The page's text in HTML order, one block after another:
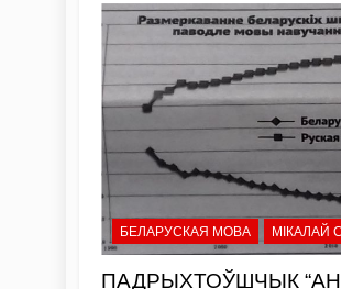
БЕЛАРУСКАЯ МОВА МІКАЛАЙ
ПАДРЫХТОЎШЧЫК